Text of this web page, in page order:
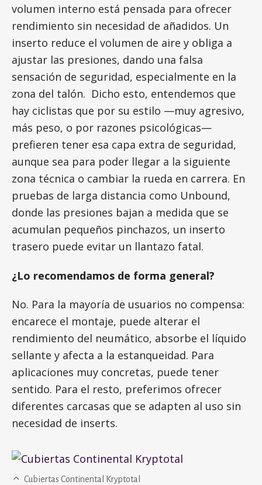
volumen interno está pensada para ofrecer
rendimiento sin necesidad de añadidos. Un
inserto reduce el volumen de aire y obliga a
ajustar las presiones, dando una falsa
sensación de seguridad, especialmente en la
zona del talón. Dicho esto, entendemos que
hay ciclistas que por su estilo —muy agresivo,
más peso, o por razones psicológicas—
prefieren tener esa capa extra de seguridad,
aunque sea para poder llegar a la siguiente
zona técnica o cambiar la rueda en carrera. En
pruebas de larga distancia como Unbound,
donde las presiones bajan a medida que se
acumulan pequeños pinchazos, un inserto
trasero puede evitar un llantazo fatal.
¿Lo recomendamos de forma general?
No. Para la mayoría de usuarios no compensa:
encarece el montaje, puede alterar el
rendimiento del neumático, absorbe el líquido
sellante y afecta a la estanqueidad. Para
aplicaciones muy concretas, puede tener
sentido. Para el resto, preferimos ofrecer
diferentes carcasas que se adapten al uso sin
necesidad de inserts.
Cubiertas Continental Kryptotal